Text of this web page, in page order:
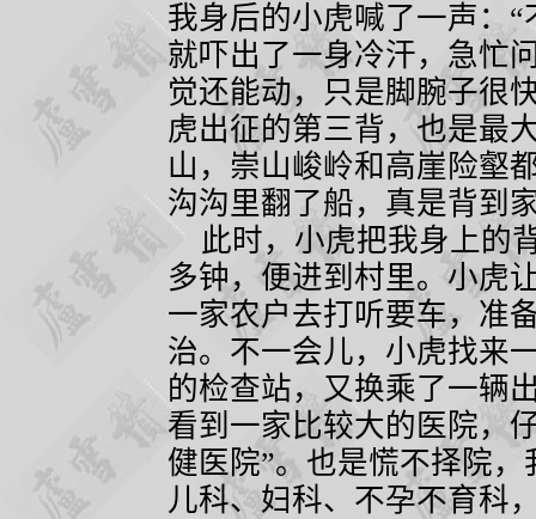
我身后的小虎喊了一声：
就吓出了一身冷汗，急忙
觉还能动，只是脚腕子很
虎出征的第三背，也是最
山，崇山峻岭和高崖险壑
沟沟里翻了船，真是背到
此时，小虎把我身上的
多钟，便进到村里。小虎
一家农户去打听要车，准
治。不一会儿，小虎找来
的检查站，又换乘了一辆
看到一家比较大的医院，
健医院”。也是慌不择院
儿科、妇科、不孕不育科